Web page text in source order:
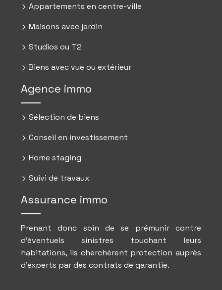
Appartements en centre-ville
Maisons avec jardin
Studios ou T2
Biens avec vue ou extérieur
Agence immo
Sélection de biens
Conseil en investissement
Home staging
Suivi de travaux
Assurance immo
Prenant donc soin de se prémunir contre
d’éventuels sinistres touchant leurs
habitations, ils cherchèrent protection auprès
d’experts par des contrats de garantie.